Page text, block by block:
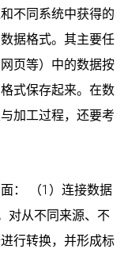
不同系统中获得的
据格式。其主要任
页等）中的数据按
式保存起来。在数
加工过程，还要考
： （1）连接数据
对从不同来源、不
行转换，并形成标